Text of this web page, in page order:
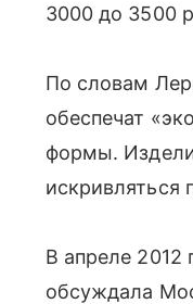
3000 до 3500
По словам
обеспечат
формы.
искривляться
В апреле 2012
обсуждала